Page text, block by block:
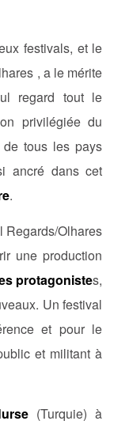
festivals, et le
, a le mérite
regard tout le
privilégiée du
tous les pays
ancré dans cet
.
Regards/Olhares
une production
protagonistes,
Un festival
et pour le
et militant à
(Turquie) à